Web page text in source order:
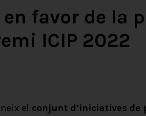
favor de la
ICIP 2022
el conjunt d’iniciatives de